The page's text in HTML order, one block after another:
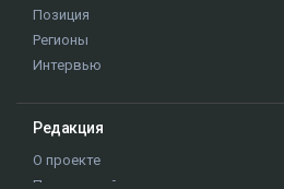
заявили в суде, что простили
претензий.